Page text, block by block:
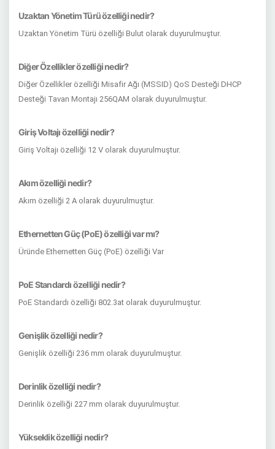
Uzaktan Yönetim Türü özelliği nedir?
Uzaktan Yönetim Türü özelliği Bulut olarak duyurulmuştur.
Diğer Özellikler özelliği nedir?
Diğer Özellikler özelliği Misafir Ağı (MSSID) QoS Desteği DHCP
Desteği Tavan Montajı 256QAM olarak duyurulmuştur.
Giriş Voltajı özelliği nedir?
Giriş Voltajı özelliği 12 V olarak duyurulmuştur.
Akım özelliği nedir?
Akım özelliği 2 A olarak duyurulmuştur.
Ethernetten Güç (PoE) özelliği var mı?
Üründe Ethernetten Güç (PoE) özelliği Var
PoE Standardı özelliği nedir?
PoE Standardı özelliği 802.3at olarak duyurulmuştur.
Genişlik özelliği nedir?
Genişlik özelliği 236 mm olarak duyurulmuştur.
Derinlik özelliği nedir?
Derinlik özelliği 227 mm olarak duyurulmuştur.
Yükseklik özelliği nedir?